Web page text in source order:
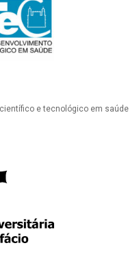
e tecnológico em saúde